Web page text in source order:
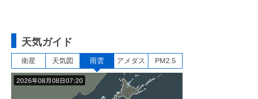
天気ガイド
衛星 天気図 雨雲 アメダス PM2.5